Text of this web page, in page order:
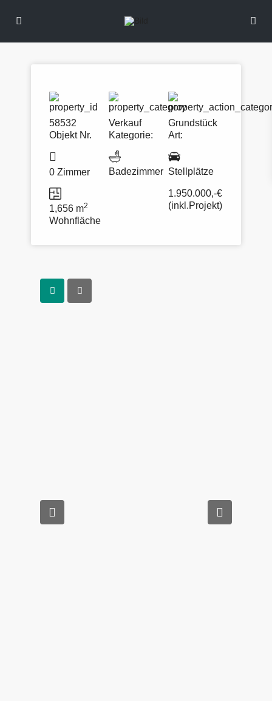
58532
Objekt Nr.
Verkauf
Kategorie:
Grundstück
Art:
0 Zimmer Badezimmer Stellplätze
1,656 m2
Wohnfläche
1.950.000,-€
(inkl.Projekt)